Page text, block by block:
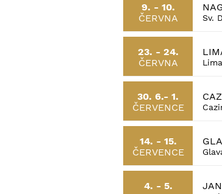
9. - 10.
ČERVNA
Sv.
23. - 24.
ČERVNA
30. 6.- 1.
ČERVENCE
14. - 15.
ČERVENCE
4. - 5.